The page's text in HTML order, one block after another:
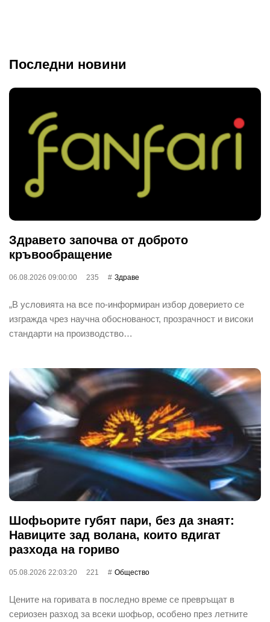
Последни новини
Здравето започва от доброто
кръвообращение
06.08.2026 09:00:00 235 Здраве
„В условията на все по-информиран избор доверието се
изгражда чрез научна обоснованост, прозрачност и високи
стандарти на производство…
Шофьорите губят пари, без да знаят:
Навиците зад волана, които вдигат
разхода на гориво
05.08.2026 22:03:20 221 Общество
Цените на горивата в последно време се превръщат в
сериозен разход за всеки шофьор, особено през летните